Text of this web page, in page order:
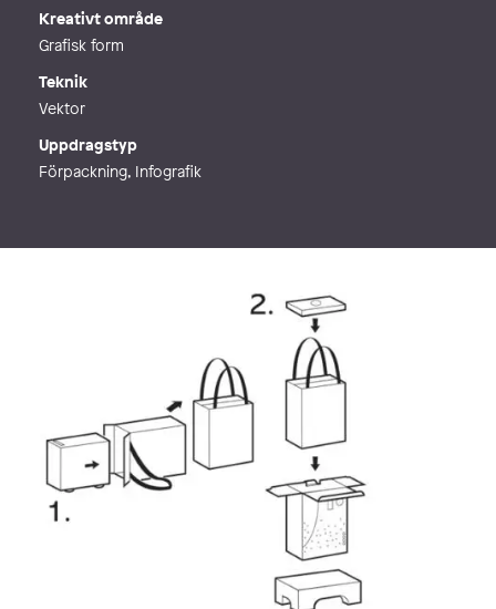
Kreativt område
Grafisk form
Teknik
Vektor
Uppdragstyp
Förpackning, Infografik